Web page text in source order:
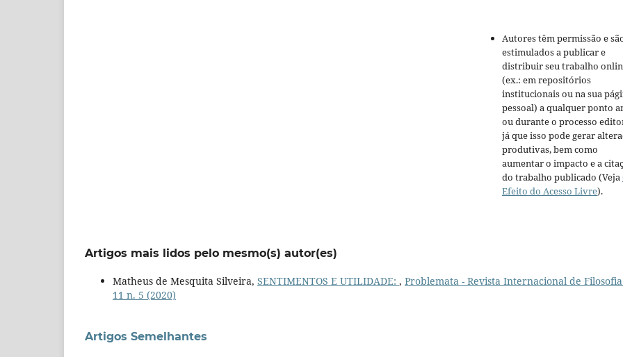
Autores têm permissão e
estimulados a publicar e
distribuir seu trabalho
(ex.: em repositórios
institucionais ou na sua
pessoal) a qualquer ponto
ou durante o processo
já que isso pode gerar
produtivas, bem como
aumentar o impacto e a
do trabalho publicado (Veja
Efeito do Acesso Livre).
Artigos mais lidos pelo mesmo(s) autor(es)
Matheus de Mesquita Silveira, SENTIMENTOS E UTILIDADE: , Problemata - Revista Internacional de
11 n. 5 (2020)
Artigos Semelhantes